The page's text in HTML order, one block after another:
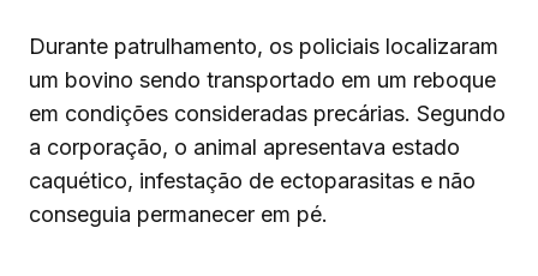
Durante patrulhamento, os policiais localizaram
um bovino sendo transportado em um reboque
em condições consideradas precárias. Segundo
a corporação, o animal apresentava estado
caquético, infestação de ectoparasitas e não
conseguia permanecer em pé.